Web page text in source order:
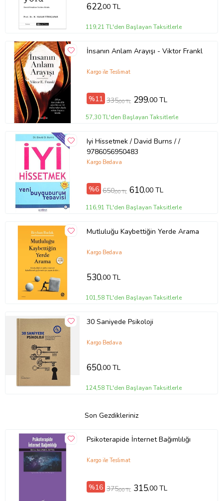
622,00 TL
119,21 TL'den Başlayan Taksitlerle
İnsanın Anlam Arayışı - Viktor Frankl
Kargo ile Teslimat
%11 335,00 TL 299,00 TL
57,30 TL'den Başlayan Taksitlerle
Iyi Hissetmek / David Burns / /
9786056950483
Kargo Bedava
%6 650,00 TL 610,00 TL
116,91 TL'den Başlayan Taksitlerle
Mutluluğu Kaybettiğin Yerde Arama
Kargo Bedava
530,00 TL
101,58 TL'den Başlayan Taksitlerle
30 Saniyede Psikoloji
Kargo Bedava
650,00 TL
124,58 TL'den Başlayan Taksitlerle
Son Gezdikleriniz
Psikoterapide İnternet Bağımlılığı
Kargo ile Teslimat
%16 375,00 TL 315,00 TL